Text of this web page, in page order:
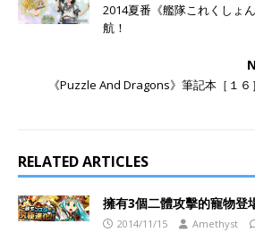
2014夏番《艦隊これくしょ
航！
《Puzzle And Dragons》筆記本［１
RELATED ARTICLES
擁有3個二體攻擊的寵物登
2014/11/15 Amethyst